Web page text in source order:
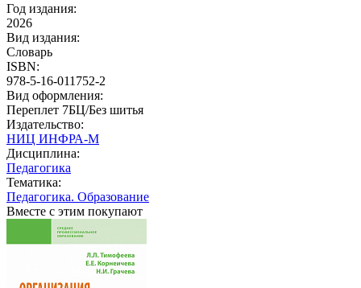
Год издания:
2026
Вид издания:
Словарь
ISBN:
978-5-16-011752-2
Вид оформления:
Переплет 7БЦ/Без шитья
Издательство:
НИЦ ИНФРА-М
Дисциплина:
Педагогика
Тематика:
Педагогика. Образование
Вместе с этим покупают